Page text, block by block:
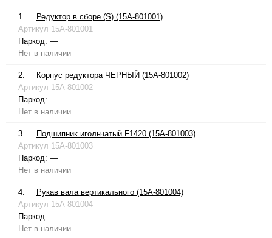
1.
Редуктор в сборе (S) (15A-801001)
Артикул 15A-801001
Паркод: —
Нет в наличии
2.
Корпус редуктора ЧЕРНЫЙ (15A-801002)
Артикул 15A-801002
Паркод: —
Нет в наличии
3.
Подшипник игольчатый F1420 (15A-801003)
Артикул 15A-801003
Паркод: —
Нет в наличии
4.
Рукав вала вертикального (15A-801004)
Артикул 15A-801004
Паркод: —
Нет в наличии